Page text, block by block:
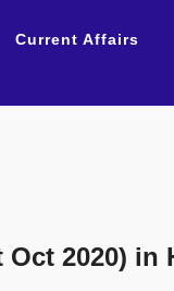
Current Affairs
2020) in